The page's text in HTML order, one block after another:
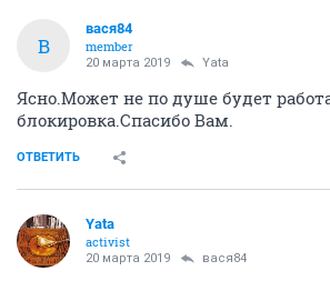
В
вася84
member
20 марта 2019 Yata
Ясно.Может не по душе будет
блокировка.Спасибо Вам.
ОТВЕТИТЬ
Yata
activist
20 марта 2019 вася84